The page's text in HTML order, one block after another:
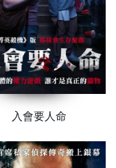
入會要人命